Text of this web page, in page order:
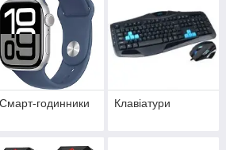
Смарт-годинники Клавіатури